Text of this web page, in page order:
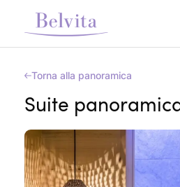
Torna alla panoramica
Suite